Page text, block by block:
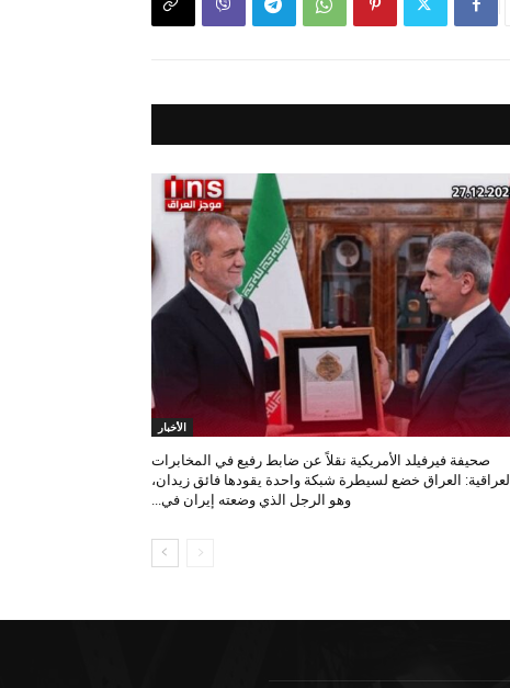
الأخبار
صحيفة فيرفيلد الأمريكية نقلاً عن ضابط رفيع في المخابرات
العراقية: العراق خضع لسيطرة شبكة واحدة يقودها فائق زيدان،
وهو الرجل الذي وضعته إيران في...